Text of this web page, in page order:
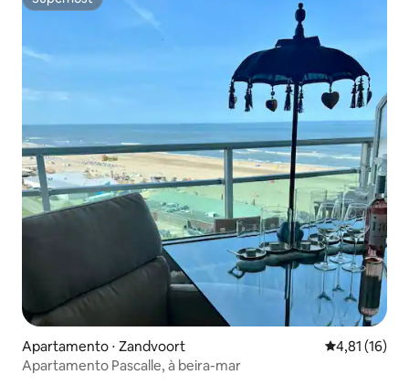
Superhost
Apartamento ⋅ Zandvoort 4,81 de uma
4,81 (16)
Apartamento Pascalle, à beira-mar